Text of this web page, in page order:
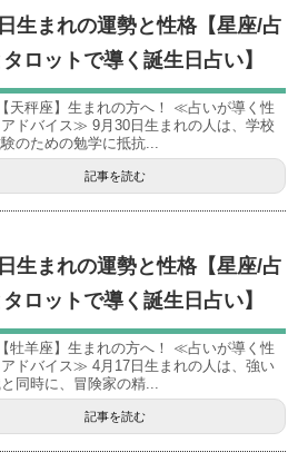
生まれの運勢と性格【星座/占
ロットで導く誕生日占い】
天秤座】生まれの方へ！ ≪占いが導く性
ドバイス≫ 9月30日生まれの人は、学校
のための勉学に抵抗...
記事を読む
生まれの運勢と性格【星座/占
ロットで導く誕生日占い】
牡羊座】生まれの方へ！ ≪占いが導く性
ドバイス≫ 4月17日生まれの人は、強い
同時に、冒険家の精...
記事を読む